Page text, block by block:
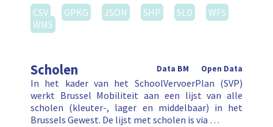
CSV
GPKG JSON SHP SLD
WFS
WMS
Scholen Open Data
Data BM
In het kader van het SchoolVervoerPlan (SVP)
werkt Brussel Mobiliteit aan een lijst van alle
scholen (kleuter-, lager en middelbaar) in het
Brussels Gewest. De lijst met scholen is via …